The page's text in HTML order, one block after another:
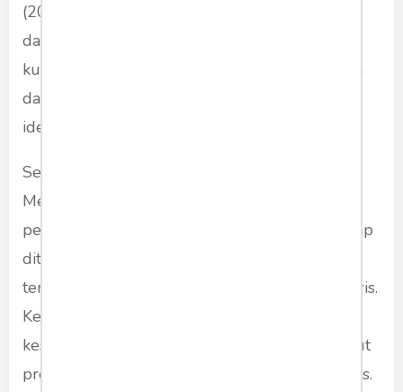
(2011) berpendapat masalah yang ditemui
dalam pemahaman teks bacaan terletak pada
kurangnya pengetahuan tentang bahan bacaan
dan ketidaktahuan bagaimana cara mengaitkan
ide antara kalimat satu dengan yang lain.
Sementara dalam keterampilan berbicara,
Megawati & Mandarani (2016) dalam
penelitiannya, menemukan kesulitan yang kerap
ditemui siswa dalam berbicara bahasa Inggris
terletak pada minimnya kosa kata bahasa Inggris.
Keterampilan menulis menempati tingkat
kesulitan tertinggi karena kegiatan ini menuntut
proses pemikiran yang kompleks dan sistematis.